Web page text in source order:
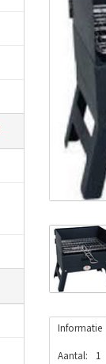
Informatie
Aantal: 1